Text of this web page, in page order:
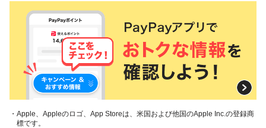
・Apple、Appleのロゴ、App Storeは、米国および他国のApple Inc.の登録商
標です。